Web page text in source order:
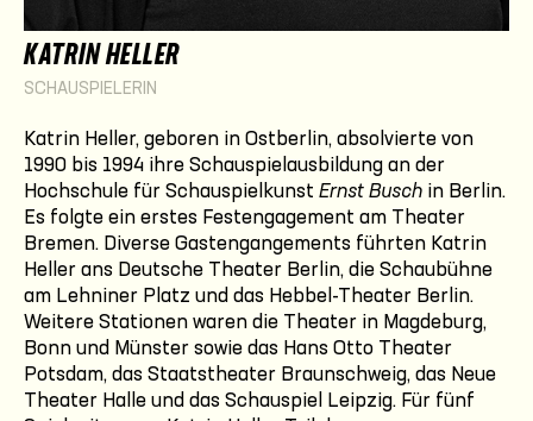
KATRIN HELLER
SCHAUSPIELERIN
Katrin Heller, geboren in Ostberlin, absolvierte von
1990 bis 1994 ihre Schauspielausbildung an der
Hochschule für Schauspielkunst Ernst Busch in Berlin.
Es folgte ein erstes Festengagement am Theater
Bremen. Diverse Gastengangements führten Katrin
Heller ans Deutsche Theater Berlin, die Schaubühne
am Lehniner Platz und das Hebbel-Theater Berlin.
Weitere Stationen waren die Theater in Magdeburg,
Bonn und Münster sowie das Hans Otto Theater
Potsdam, das Staatstheater Braunschweig, das Neue
Theater Halle und das Schauspiel Leipzig. Für fünf